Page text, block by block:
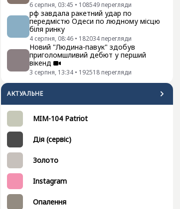
6 серпня, 03:45 • 108549 перегляди
рф завдала ракетний удар по
передмістю Одеси по людному місцю
біля ринку
4 серпня, 08:46 • 182034 перегляди
Новий "Людина-павук" здобув
приголомшливий дебют у перший
вікенд
3 серпня, 13:34 • 192518 перегляди
АКТУАЛЬНЕ
MIM-104 Patriot
Дія (сервіс)
Золото
Instagram
Опалення